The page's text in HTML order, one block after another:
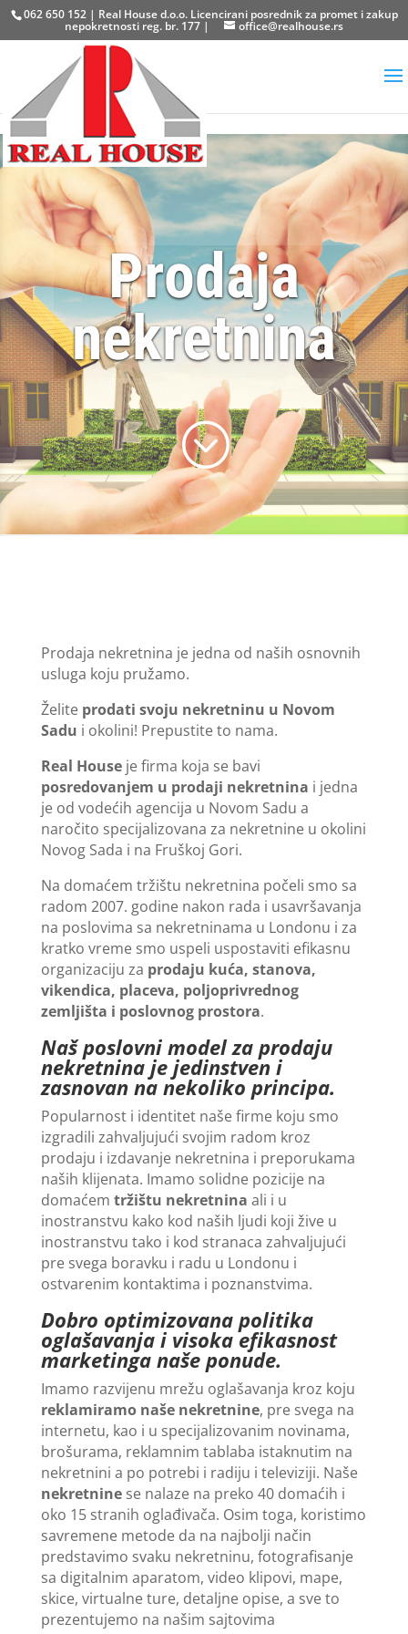
062 650 152 | Real House d.o.o. Licencirani posrednik za promet i zakup
nepokretnosti reg. br. 177 | office@realhouse.rs
Prodaja
nekretnina
;
Prodaja nekretnina je jedna od naših osnovnih
usluga koju pružamo.
Želite prodati svoju nekretninu u Novom
Sadu i okolini! Prepustite to nama.
Real Houseje firma koja se bavi
posredovanjem u prodaji nekretnina i jedna
je od vodećih agencija u Novom Sadu a
naročito specijalizovana za nekretnine u okolini
Novog Sada i na Fruškoj Gori.
Na domaćem tržištu nekretnina počeli smo sa
radom 2007. godine nakon rada i usavršavanja
na poslovima sa nekretninama u Londonu i za
kratko vreme smo uspeli uspostaviti efikasnu
organizaciju za prodaju kuća, stanova,
vikendica, placeva, poljoprivrednog
zemljišta i poslovnog prostora.
Naš poslovni model za prodaju
nekretnina je jedinstven i
zasnovan na nekoliko principa.
Popularnost i identitet naše firme koju smo
izgradili zahvaljujući svojim radom kroz
prodaju i izdavanje nekretnina i preporukama
naših klijenata. Imamo solidne pozicije na
domaćem tržištu nekretnina ali i u
inostranstvu kako kod naših ljudi koji žive u
inostranstvu tako i kod stranaca zahvaljujući
pre svega boravku i radu u Londonu i
ostvarenim kontaktima i poznanstvima.
Dobro optimizovana politika
oglašavanja i visoka efikasnost
marketinga naše ponude.
Imamo razvijenu mrežu oglašavanja kroz koju
reklamiramo naše nekretnine, pre svega na
internetu, kao i u specijalizovanim novinama,
brošurama, reklamnim tablaba istaknutim na
nekretnini a po potrebi i radiju i televiziji. Naše
nekretninese nalaze na preko 40 domaćih i
oko 15 stranih oglađivača. Osim toga, koristimo
savremene metode da na najbolji način
predstavimo svaku nekretninu, fotografisanje
sa digitalnim aparatom, video klipovi, mape,
skice, virtualne ture, detaljne opise, a sve to
prezentujemo na našim sajtovima